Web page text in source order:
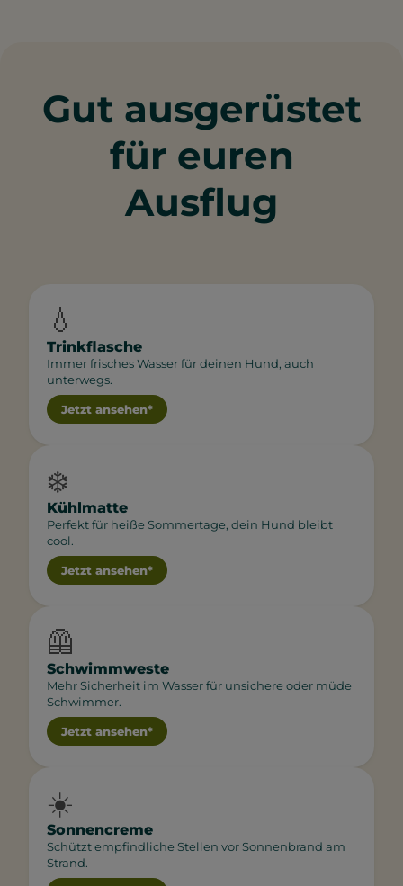
Gut ausgerüstet
für euren
Ausflug
💧
Trinkflasche
Immer frisches Wasser für deinen Hund, auch
unterwegs.
Jetzt ansehen*
❄️
Kühlmatte
Perfekt für heiße Sommertage, dein Hund bleibt
cool.
Jetzt ansehen*
🦺
Schwimmweste
Mehr Sicherheit im Wasser für unsichere oder müde
Schwimmer.
Jetzt ansehen*
☀️
Sonnencreme
Schützt empfindliche Stellen vor Sonnenbrand am
Strand.